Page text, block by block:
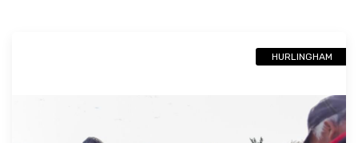
HURLINGHAM